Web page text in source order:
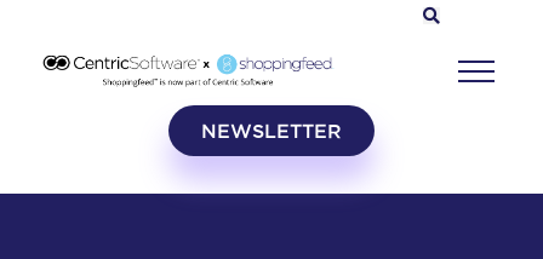
NEWSLETTER